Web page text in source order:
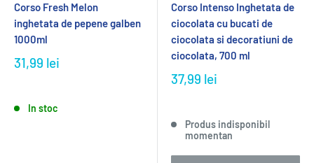
Corso Fresh Melon
inghetata de pepene galben
1000ml
31,99 lei
In stoc
Corso Intenso Inghetata de
ciocolata cu bucati de
ciocolata si decoratiuni de
ciocolata, 700 ml
37,99 lei
Produs indisponibil
momentan